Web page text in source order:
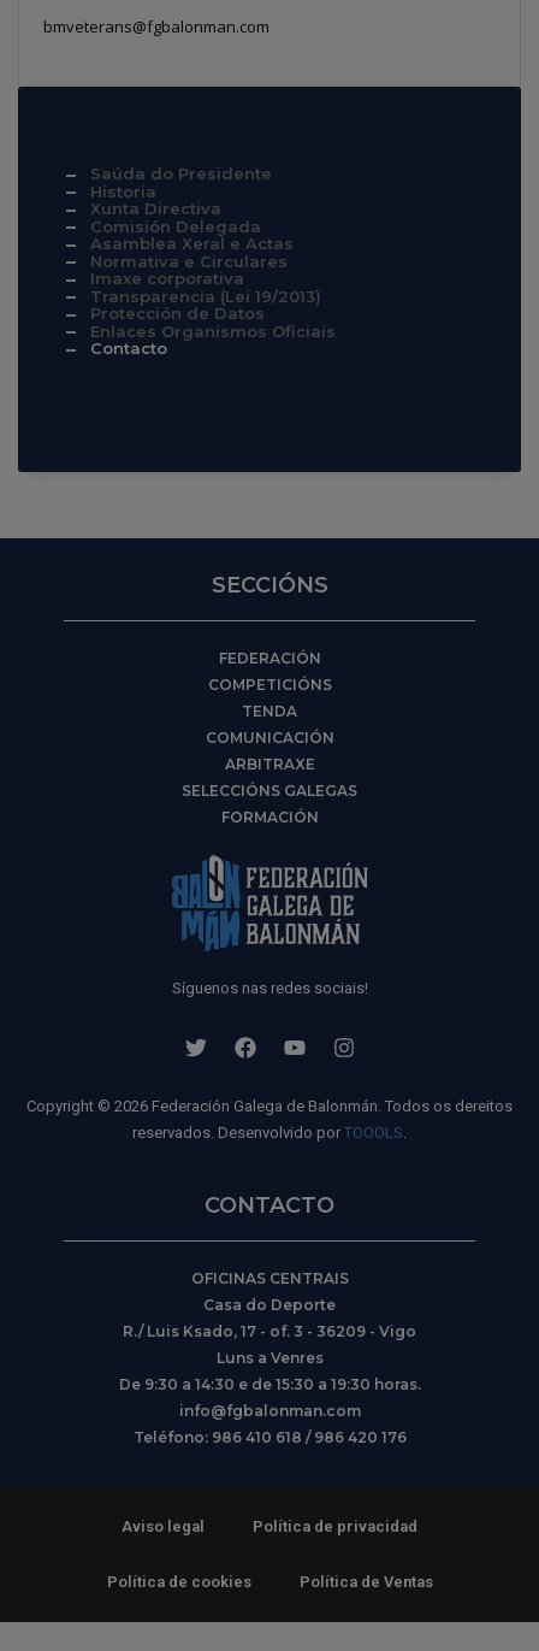
bmveterans@fgbalonman.com
Saúda do Presidente
Historia
Xunta Directiva
Comisión Delegada
Asamblea Xeral e Actas
Normativa e Circulares
Imaxe corporativa
Transparencia (Lei 19/2013)
Protección de Datos
Enlaces Organismos Oficiais
Contacto
SECCIÓNS
FEDERACIÓN
COMPETICIÓNS
TENDA
COMUNICACIÓN
ARBITRAXE
SELECCIÓNS GALEGAS
FORMACIÓN
Síguenos nas redes sociais!
Copyright © 2026 Federación Galega de Balonmán. Todos os dereitos
reservados. Desenvolvido por TOOOLS
CONTACTO
OFICINAS CENTRAIS
Casa do Deporte
R./ Luis Ksado, 17 - of. 3 - 36209 - Vigo
Luns a Venres
De 9:30 a 14:30 e de 15:30 a 19:30 horas.
info@fgbalonman.com
Teléfono: 986 410 618 / 986 420 176
Aviso legal Política de privacidad
Política de cookies Política de Ventas